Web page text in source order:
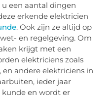
een aantal dingen
erkende elektricien
. Ook zijn ze altijd op
en regelgeving. Om
krijgt met een
elektriciens zoals
andere elektriciens in
ieder jaar
en wordt er